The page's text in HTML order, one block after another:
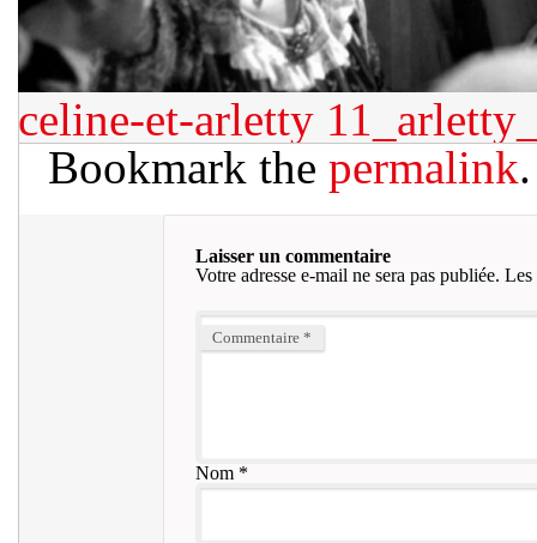
celine-et-arletty
Bookmark the permalink.
Laisser un commentaire
Votre adresse e-mail ne sera pas publiée. Les
Commentaire *
Nom*